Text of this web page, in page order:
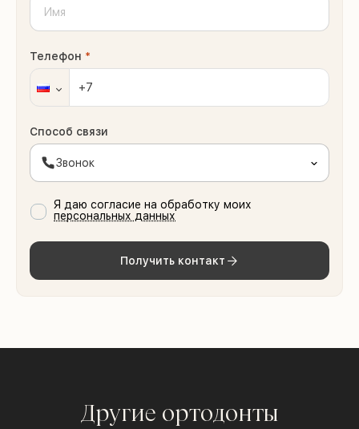
Телефон *
Способ связи
Звонок
Я даю согласие на обработку моих
персональных данных
Получить контакт
Другие ортодонты